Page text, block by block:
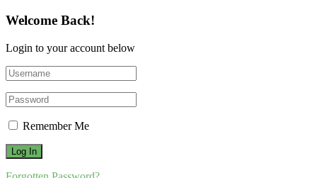
Welcome Back!
Login to your account below
Remember Me